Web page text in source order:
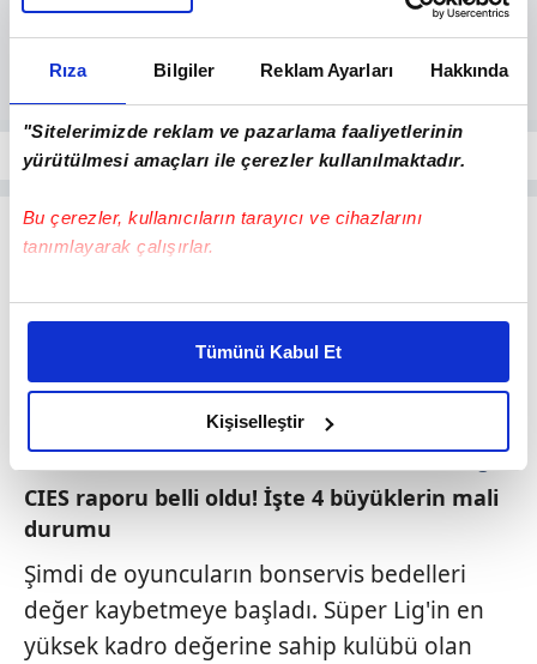
Rıza Bilgiler Reklam Ayarları Hakkında
"Sitelerimizde reklam ve pazarlama faaliyetlerinin
yürütülmesi amaçları ile çerezler kullanılmaktadır.
Bu çerezler, kullanıcıların tarayıcı ve cihazlarını
tanımlayarak çalışırlar.
Bu çerezlere izin vermeniz halinde sizlere özel
daha iyi reklam deneyimi yaşatabiliriz. Bunu yaparken
amacımızın size daha iyi bir reklam deneyimi sunmak
olduğunu ve sizlere en iyi içerikleri sunabilmek adına
elimizden gelen çabayı gösterdiğimizi ve bu noktada,
reklamların maliyetlerimizi karşılamak noktasında tek gelir
kalemimiz olduğunu sizlere hatırlatmak isteriz.
Her halükârda, kullanıcılar, bu çerezlere izin vermedikleri
takdirde, kullanıcılara hedefli reklamlar
gösterilmeyecektir."
Tümünü Kabul Et
Kişiselleştir
3
CIES raporu belli oldu! İşte 4 büyüklerin mali
durumu
Şimdi de oyuncuların bonservis bedelleri
değer kaybetmeye başladı. Süper Lig'in en
yüksek kadro değerine sahip kulübü olan